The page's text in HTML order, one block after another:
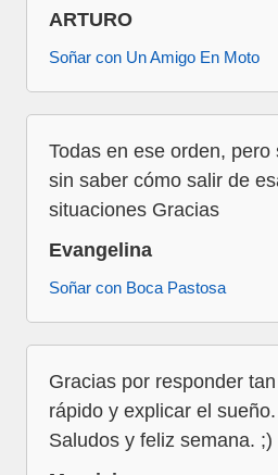
ARTURO
Soñar con Un Amigo En Moto
Todas en ese orden, pero
sin saber cómo salir de
situaciones Gracias
Evangelina
Soñar con Boca Pastosa
Gracias por responder tan
rápido y explicar el sueño.
Saludos y feliz semana. ;)